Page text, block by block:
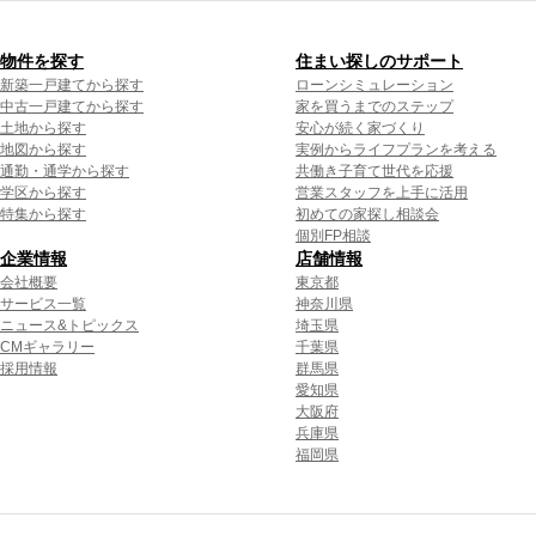
物件を探す
新築一戸建てから探す
中古一戸建てから探す
土地から探す
地図から探す
通勤・通学から探す
学区から探す
特集から探す
住まい探しのサポート
ローンシミュレーション
家を買うまでのステップ
安心が続く家づくり
実例からライフプランを考える
共働き子育て世代を応援
営業スタッフを上手に活用
初めての家探し相談会
個別FP相談
企業情報
会社概要
サービス一覧
ニュース&トピックス
CMギャラリー
採用情報
店舗情報
東京都
神奈川県
埼玉県
千葉県
群馬県
愛知県
大阪府
兵庫県
福岡県